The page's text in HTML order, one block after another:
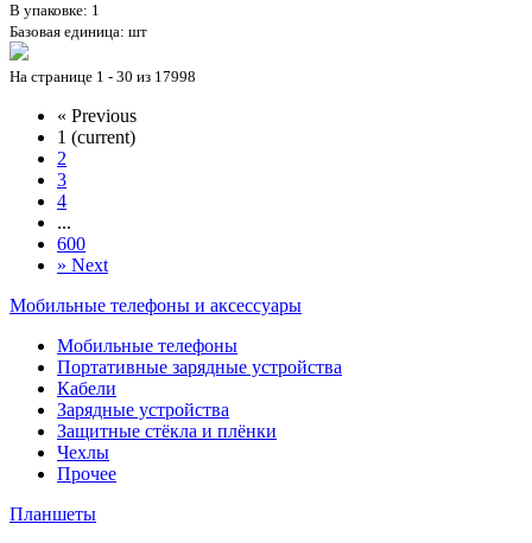
В упаковке: 1
Базовая единица: шт
На странице 1 - 30 из 17998
« Previous
1 (current)
2
3
4
...
600
» Next
Мобильные телефоны и аксессуары
Мобильные телефоны
Портативные зарядные устройства
Кабели
Зарядные устройства
Защитные стёкла и плёнки
Чехлы
Прочее
Планшеты